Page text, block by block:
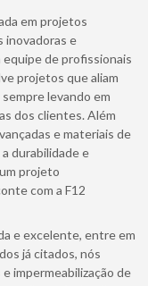
em projetos
inovadoras e
equipe de profissionais
projetos que aliam
levando em
dos clientes. Além
e materiais de
durabilidade e
projeto
com a F12
e excelente, entre em
já citados, nós
impermeabilização de